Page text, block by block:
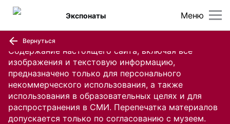
Содержание настоящего сайта, включая все
изображения и текстовую информацию,
предназначено только для персонального
некоммерческого использования, а также
использования в образовательных целях и для
распространения в СМИ. Перепечатка материалов
допускается только по согласованию с музеем.
Меню
Экспонаты
Вернуться